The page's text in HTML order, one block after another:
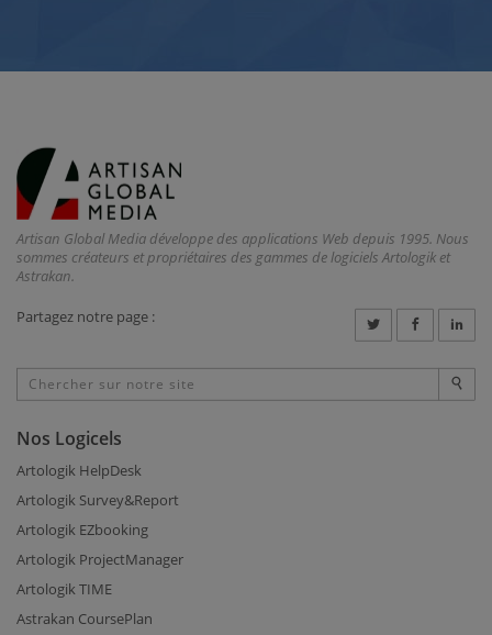
Artisan Global Media développe des applications Web depuis 1995. Nous
sommes créateurs et propriétaires des gammes de logiciels Artologik et
Astrakan.
Partagez notre page :
Nos Logicels
Artologik HelpDesk
Artologik Survey&Report
Artologik EZbooking
Artologik ProjectManager
Artologik TIME
Astrakan CoursePlan